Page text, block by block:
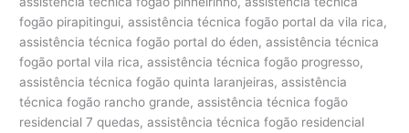
fogão pirapitingui, assistência técnica fogão portal da vila rica,
assistência técnica fogão portal do éden, assistência técnica
fogão portal vila rica, assistência técnica fogão progresso,
assistência técnica fogão quinta laranjeiras, assistência
técnica fogão rancho grande, assistência técnica fogão
residencial 7 quedas, assistência técnica fogão residencial